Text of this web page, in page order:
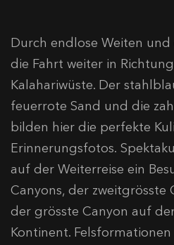
Durch endlose Weiten
die Fahrt weiter in
Kalahariwüste. Der
feuerrote Sand und die
bilden hier die perfekte
Erinnerungsfotos.
auf der Weiterreise ein
Canyons, der zweitgrösste
der grösste Canyon auf
Kontinent.